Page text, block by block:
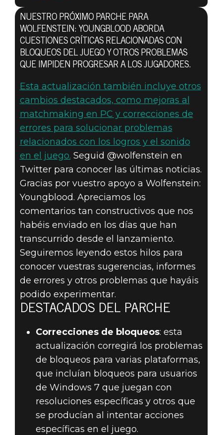
NOTAS DE LA
ACTUALIZACIÓN
DE
CORRECCIONES
V1.0.3 DE
WOLFENSTEIN:
YOUNGBLOOD –
5 DE AGOSTO
DE 2019
NUESTRO PRÓXIMO PARCHE PARA
WOLFENSTEIN: YOUNGBLOOD ABORDA
CUESTIONES CRÍTICAS RELACIONADAS CON
BLOQUEOS DEL JUEGO Y OTROS PROBLEMAS
QUE IMPIDEN PROGRESAR A LOS JUGADORES.
Esta actualización también incluye otros
cambios destacados, como mejoras al
matchmaking en PC y correcciones de
errores para solucionar problemas
relacionados con los logros y el sonido
en el juego. Seguid @wolfenstein en
Twitter para conocer las últimas noticias.
Gracias por vuestro apoyo a Wolfenstein:
Youngblood. Apreciamos los
comentarios tan constructivos que nos
habéis enviado en los días que han
transcurrido desde el lanzamiento.
Seguiremos leyendo estos hilos para
conocer vuestras sugerencias, informes
de errores y otros problemas que hayáis
podido experimentar.
DESTACADOS DEL PARCHE
Correcciones de bloqueos: esta
actualización corregirá los problemas
de bloqueos para varias plataformas,
que incluían bloqueos para usuarios
de Windows 7 que juegan con
resoluciones específicas y otros que
se producían al intentar acciones
específicas en el juego.